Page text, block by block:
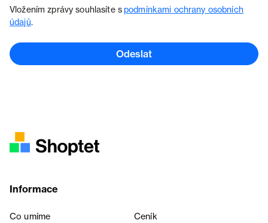
Vložením zprávy souhlasíte spodmínkami ochrany osobních
údajů.
Odeslat
Informace
Co umíme
Ceník